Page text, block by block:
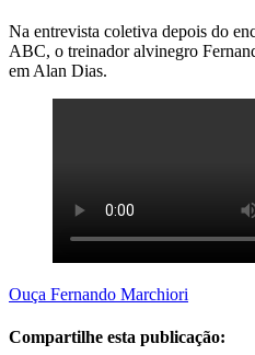
Na entrevista coletiva depois do
ABC, o treinador alvinegro
em Alan Dias.
Ouça Fernando Marchiori
Compartilhe esta publicação: